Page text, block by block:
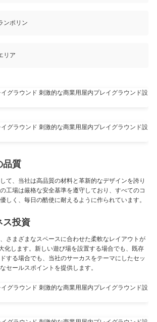
ンポリン
リア
品質
て、当社は高品質の材料と革新的なデザインを誇り
工場は厳格な安全基準を遵守しており、すべてのコ
しく、毎日の酷使に耐えるように作られています。
ス投資
さまざまなスペースに合わせた柔軟なレイアウトが
化します。新しい遊び場を設置する場合でも、既存
する場合でも、当社のサーカスをテーマにしたセッ
セールスポイントを提供します。